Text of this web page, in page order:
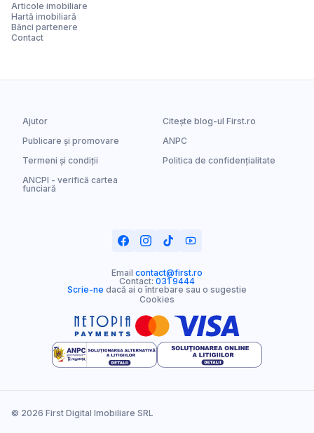
Articole imobiliare
Hartă imobiliară
Bănci partenere
Contact
Ajutor
Citește blog-ul First.ro
Publicare și promovare
ANPC
Termeni și condiții
Politica de confidențialitate
ANCPI - verifică cartea
funciară
Email contact@first.ro
Contact: 031 9444
Scrie-ne dacă ai o întrebare sau o sugestie
Cookies
© 2026 First Digital Imobiliare SRL